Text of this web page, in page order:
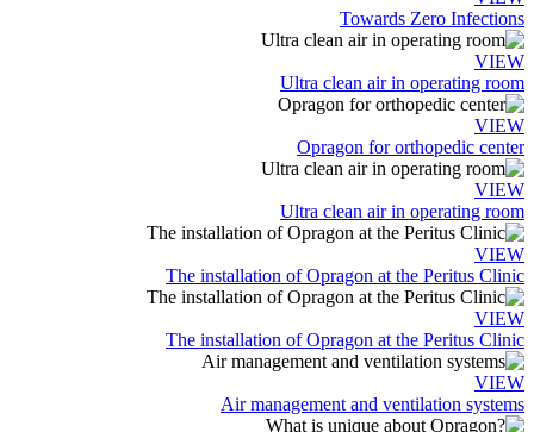
Towards Zero Infections
VIEW
Ultra clean air in operating room
VIEW
Opragon for orthopedic center
VIEW
Ultra clean air in operating room
VIEW
The installation of Opragon at the Peritus Clinic
VIEW
The installation of Opragon at the Peritus Clinic
VIEW
Air management and ventilation systems